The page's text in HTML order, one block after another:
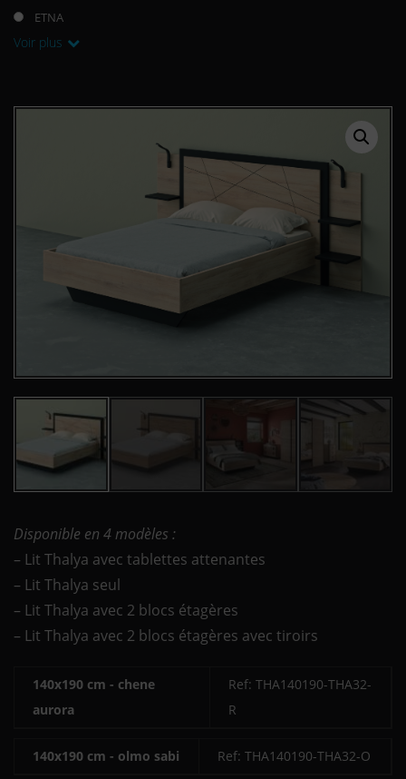
ETNA
Voir plus
Disponible en 4 modèles :
– Lit Thalya avec tablettes attenantes
– Lit Thalya seul
– Lit Thalya avec 2 blocs étagères
– Lit Thalya avec 2 blocs étagères avec tiroirs
140x190 cm - chene
aurora
Ref: THA140190-THA32-
R
140x190 cm - olmo sabi Ref: THA140190-THA32-O